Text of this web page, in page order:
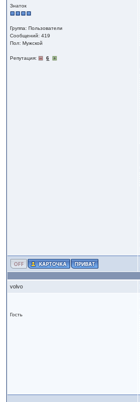
Знаток
Группа: Пользователи
Сообщений: 419
Пол: Мужской
Репутация: 6
volvo
Гость